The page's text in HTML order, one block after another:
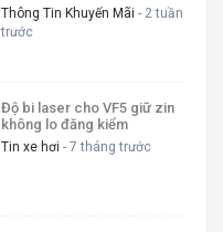
Thông Tin Khuyến Mãi - 2 tuần
trước
Độ bi laser cho VF5 giữ zin
không lo đăng kiểm
Tin xe hơi - 7 tháng trước